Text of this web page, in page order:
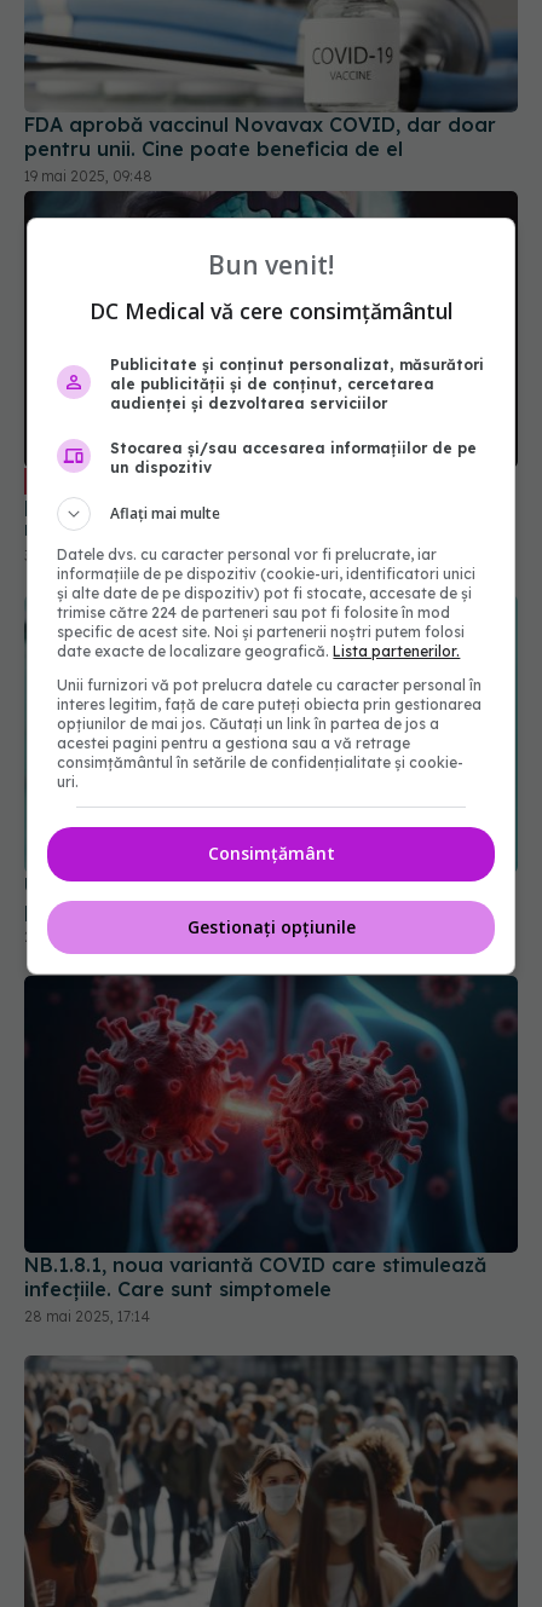
FDA aprobă vaccinul Novavax COVID, dar doar
pentru unii. Cine poate beneficia de el
19 mai 2025, 09:48
EXCLUSIV Creierul, afectat dramatic de
pandemia de COVID. Valentin-Veron Toma: Sunt
accelerare a unor fenomene care păreau să fie
într-un ritm mai lent
30 aug 2023, 20:55
UE a semnat un contract pe 4 ani cu Moderna
pentru vaccinuri împotriva COVID-19
24 ian 2025, 20:30
NB.1.8.1, noua variantă COVID care stimulează
infecțiile. Care sunt simptomele
Alertă COVID-19 în România. 4.846 de cazuri noi
raportate într-o singură săptămână
16 sep 2025, 14:17
Bun venit!
DC Medical vă cere consimțământul
Publicitate și conținut personalizat, măsurători
ale publicității și de conținut, cercetarea
audienței și dezvoltarea serviciilor
Stocarea și/sau accesarea informațiilor de pe
un dispozitiv
Aflați mai multe
Datele dvs. cu caracter personal vor fi prelucrate, iar
informațiile de pe dispozitiv (cookie-uri, identificatori unici
și alte date de pe dispozitiv) pot fi stocate, accesate de și
trimise către 224 de parteneri sau pot fi folosite în mod
specific de acest site. Noi și partenerii noștri putem folosi
date exacte de localizare geografică.Lista partenerilor.
Unii furnizori vă pot prelucra datele cu caracter personal în
interes legitim, față de care puteți obiecta prin gestionarea
opțiunilor de mai jos. Căutați un link în partea de jos a
acestei pagini pentru a gestiona sau a vă retrage
consimțământul în setările de confidențialitate și cookie-
uri.
Consimțământ
Gestionați opțiunile